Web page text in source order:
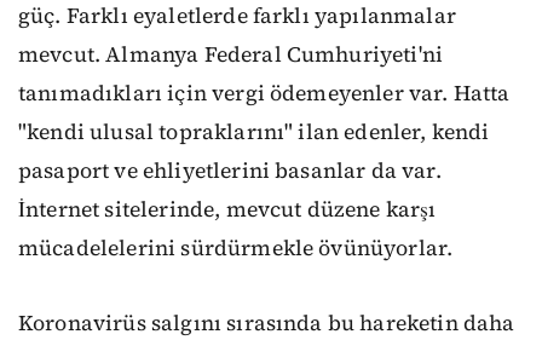
güç. Farklı eyaletlerde farklı yapılanmalar
mevcut. Almanya Federal Cumhuriyeti'ni
tanımadıkları için vergi ödemeyenler var. Hatta
"kendi ulusal topraklarını" ilan edenler, kendi
pasaport ve ehliyetlerini basanlar da var.
İnternet sitelerinde, mevcut düzene karşı
mücadelelerini sürdürmekle övünüyorlar.
Koronavirüs salgını sırasında bu hareketin daha